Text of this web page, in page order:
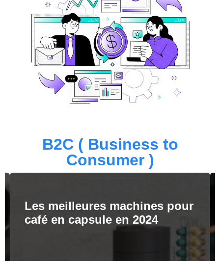
B2C ( Business to
Consumer )
Les meilleures machines pour
café en capsule en 2024